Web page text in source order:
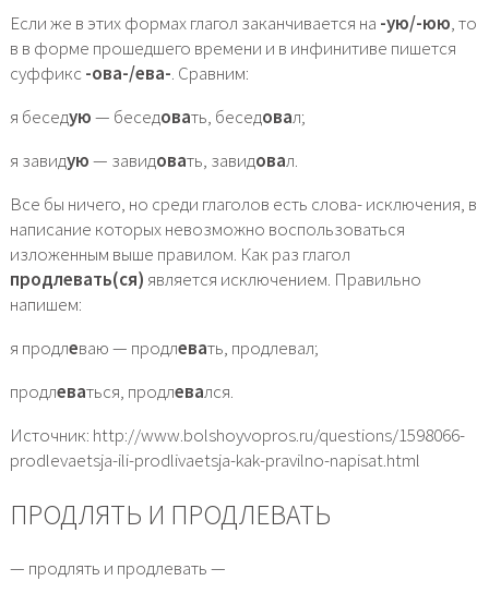
Если же в этих формах глагол заканчивается на -ую/-юю, то
в в форме прошедшего времени и в инфинитиве пишется
суффикс-ова-/ева-. Сравним:
я беседую— беседовать, беседовал;
я завидую— завидовать, завидовал.
Все бы ничего, но среди глаголов есть слова- исключения, в
написание которых невозможно воспользоваться
изложенным выше правилом. Как раз глагол
продлевать(ся) является исключением. Правильно
напишем:
я продлеваю — продлевать, продлевал;
продлеваться, продлевался.
Источник: http://www.bolshoyvopros.ru/questions/1598066-
prodlevaetsja-ili-prodlivaetsja-kak-pravilno-napisat.html
ПРОДЛЯТЬ И ПРОДЛЕВАТЬ
— продлять и продлевать —